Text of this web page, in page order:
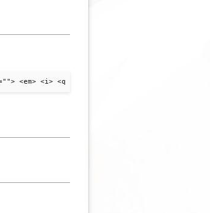
<em> <i> <q cite=""> <strike> <strong>